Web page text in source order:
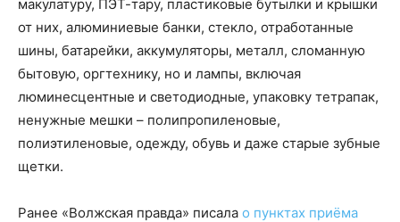
макулатуру, ПЭТ-тару, пластиковые бутылки и крышки
от них, алюминиевые банки, стекло, отработанные
шины, батарейки, аккумуляторы, металл, сломанную
бытовую, оргтехнику, но и лампы, включая
люминесцентные и светодиодные, упаковку тетрапак,
ненужные мешки – полипропиленовые,
полиэтиленовые, одежду, обувь и даже старые зубные
щетки.
Ранее «Волжская правда» писала о пунктах приёма